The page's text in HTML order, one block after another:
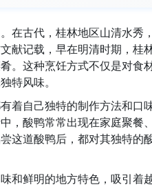
在古代，桂林地区山清水秀
献记载，早在明清时期，桂
。这种烹饪方式不仅是对食
特风味。
着自己独特的制作方法和口
，酸鸭常常出现在家庭聚餐
这道酸鸭后，都对其独特的
和鲜明的地方特色，吸引着